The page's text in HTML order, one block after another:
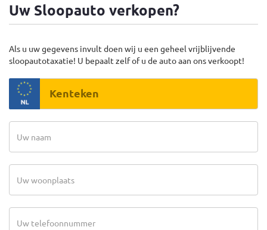
Uw Sloopauto verkopen?
Als u uw gegevens invult doen wij u een geheel vrijblijvende
sloopautotaxatie! U bepaalt zelf of u de auto aan ons verkoopt!